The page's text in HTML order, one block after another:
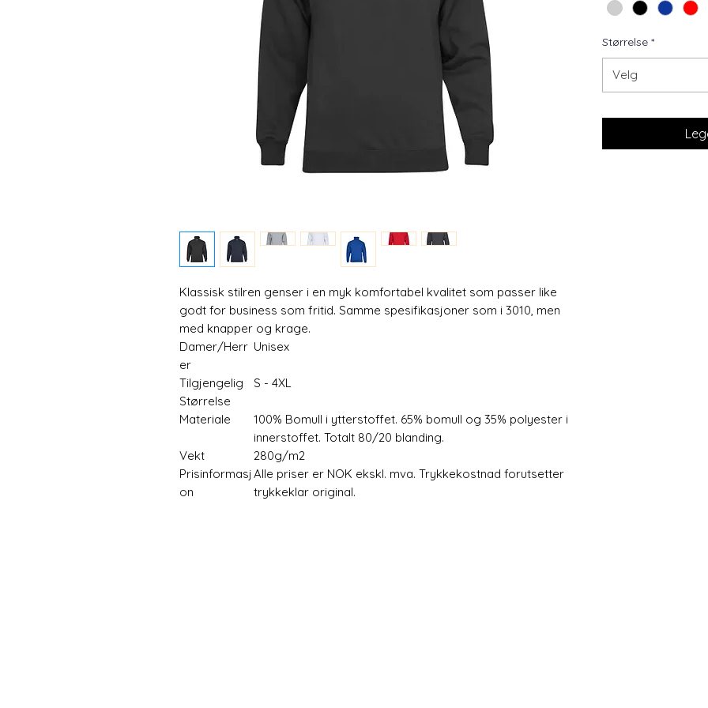
Klassisk stilren genser i en myk komfortabel kvalitet som passer like
godt for business som fritid. Samme spesifikasjoner som i 3010, men
med knapper og krage.
Damer/Herr
er
Unisex
Tilgjengelig
Størrelse
S - 4XL
Materiale
100% Bomull i ytterstoffet. 65% bomull og 35% polyester i
innerstoffet. Totalt 80/20 blanding.
Vekt
280g/m2
Prisinformasj
on
Alle priser er NOK ekskl. mva. Trykkekostnad forutsetter
trykkeklar original.
Størrelse *
Velg